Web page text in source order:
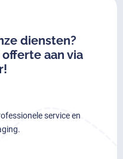
diensten?
aan via
service en